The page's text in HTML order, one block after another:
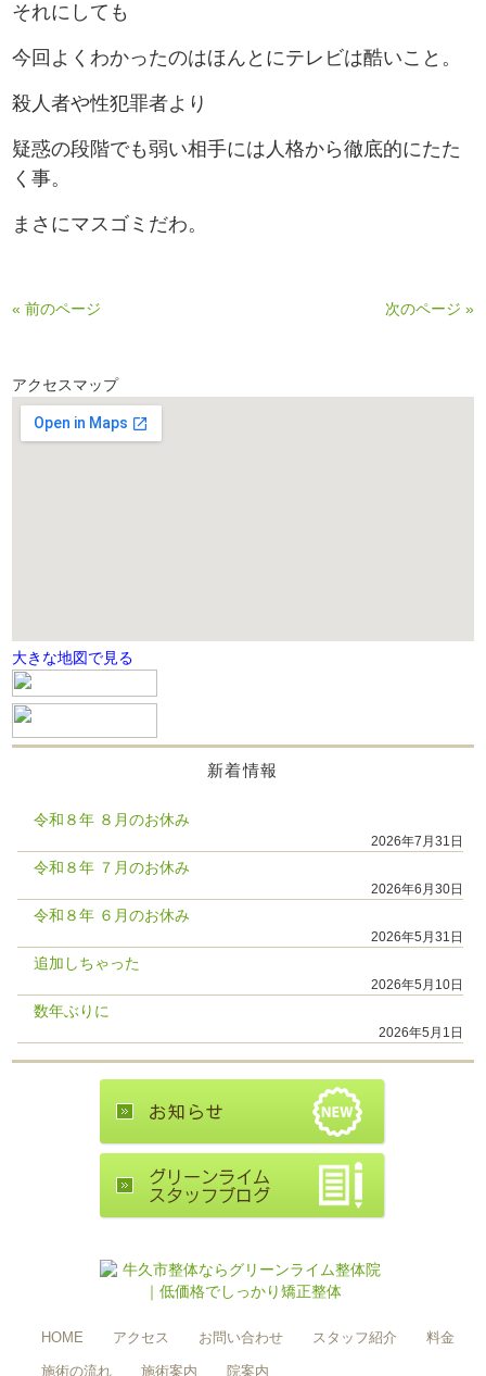
それにしても
今回よくわかったのはほんとにテレビは酷いこと。
殺人者や性犯罪者より
疑惑の段階でも弱い相手には人格から徹底的にたた
く事。
まさにマスゴミだわ。
« 前のページ 次のページ »
アクセスマップ
大きな地図で見る
新着情報
令和８年 ８月のお休み
2026年7月31日
令和８年 ７月のお休み
2026年6月30日
令和８年 ６月のお休み
2026年5月31日
追加しちゃった
2026年5月10日
数年ぶりに
2026年5月1日
HOME アクセス お問い合わせ スタッフ紹介 料金
施術の流れ 施術案内 院案内